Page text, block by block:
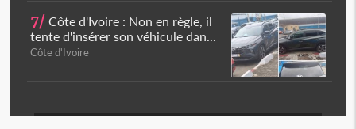
7/ Côte d'Ivoire : Non en règle, il
tente d'insérer son véhicule dan...
Côte d'Ivoire